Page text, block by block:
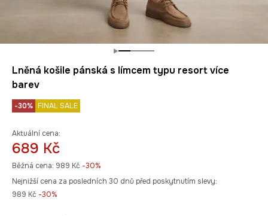
Lněná košile pánská s límcem typu resort více
barev
-30% FINAL SALE
Aktuální cena:
689 Kč
Běžná cena: 989 Kč -30%
Nejnižší cena za posledních 30 dnů před poskytnutím slevy:
989 Kč -30%